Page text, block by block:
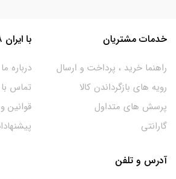
خدمات مشتریان
راهنما خرید ، پرداخت و ارسال
رویه های بازگرداندن کالا
پرسش های متداول
گارانتی
با ایران 58
درباره ما
تماس با
قوانین
آدرس و تلفن